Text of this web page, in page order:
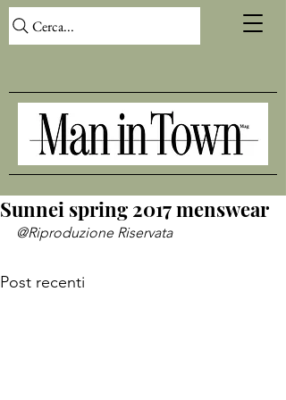
Cerca...
Sunnei spring 2017 menswear
@Riproduzione Riservata
Post recenti